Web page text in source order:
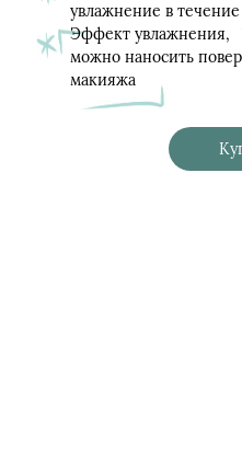
увлажнение в
Эффект увлажнения,
можно наносить
макияжа